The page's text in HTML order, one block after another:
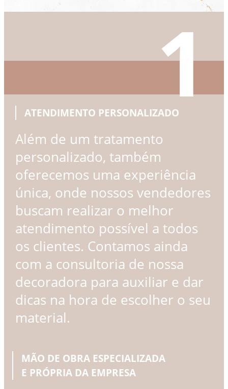
1
ATENDIMENTO PERSONALIZADO
Além de um tratamento
personalizado, também
oferecemos uma experiência
única, onde nossos vendedores
buscam realizar o melhor
atendimento possível a todos
os clientes. Contamos ainda
com a consultoria de nossa
decoradora para auxiliar e dar
dicas na hora de escolher o seu
material.
MÃO DE OBRA ESPECIALIZADA
E PRÓPRIA DA EMPRESA